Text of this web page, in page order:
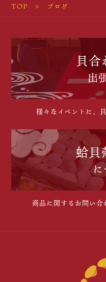
TOP ブログ
貝
出
様々なイベントに、
蛤貝
に
商品に関するお問い